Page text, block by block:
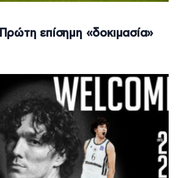
επίσημη «δοκιμασία»